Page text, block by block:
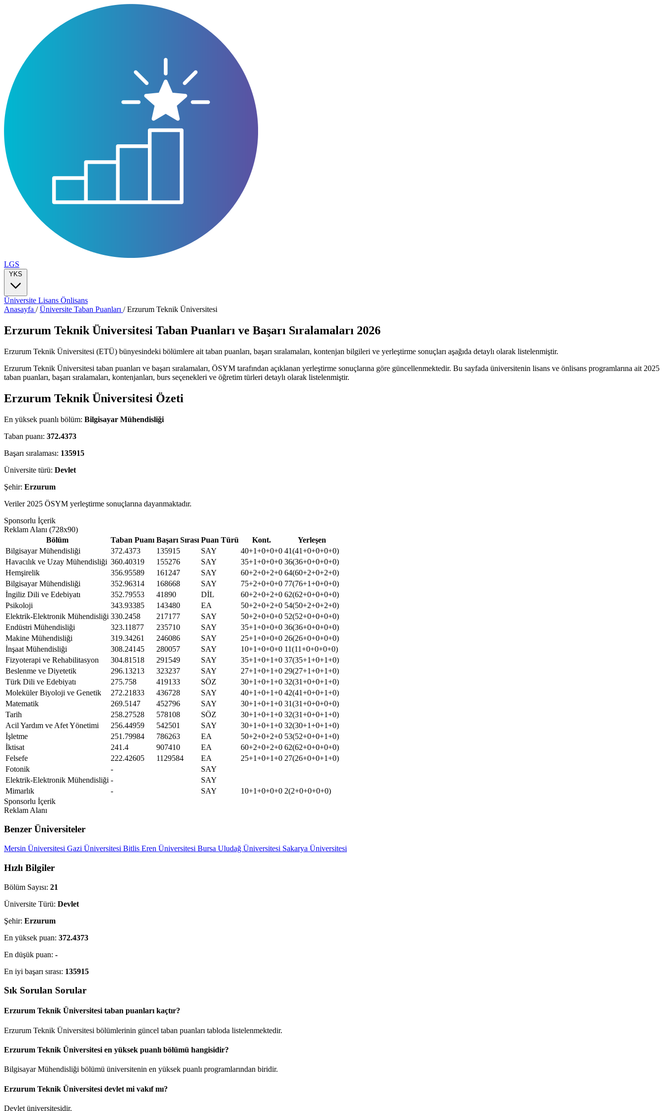
LGS
YKS
Üniversite Lisans Önlisans
Anasayfa /Üniversite Taban Puanları /Erzurum Teknik Üniversitesi
Erzurum Teknik Üniversitesi Taban Puanları ve Başarı Sıralamaları 2026
Erzurum Teknik Üniversitesi (ETÜ) bünyesindeki bölümlere ait taban puanları, başarı sıralamaları, kontenjan bilgileri ve yerleştirme sonuçları aşağıda detaylı olarak listelenmiştir.
Erzurum Teknik Üniversitesi taban puanları ve başarı sıralamaları, ÖSYM tarafından açıklanan yerleştirme sonuçlarına göre güncellenmektedir. Bu sayfada üniversitenin lisans ve önlisans programlarına ait 2025
taban puanları, başarı sıralamaları, kontenjanları, burs seçenekleri ve öğretim türleri detaylı olarak listelenmiştir.
Erzurum Teknik Üniversitesi Özeti
En yüksek puanlı bölüm: Bilgisayar Mühendisliği
Taban puanı: 372.4373
Başarı sıralaması: 135915
Üniversite türü: Devlet
Şehir: Erzurum
Veriler 2025 ÖSYM yerleştirme sonuçlarına dayanmaktadır.
Sponsorlu İçerik
Reklam Alanı (728x90)
Bölüm
Taban Puanı Başarı Sırası Puan Türü Kont.
Yerleşen
Bilgisayar Mühendisliği
372.4373 135915 SAY 40+1+0+0+0 41(41+0+0+0+0)
Havacılık ve Uzay Mühendisliği 360.40319 155276 SAY 35+1+0+0+0 36(36+0+0+0+0)
Hemşirelik
356.95589 161247 SAY 60+2+0+2+0 64(60+2+0+2+0)
Bilgisayar Mühendisliği
352.96314 168668 SAY 75+2+0+0+0 77(76+1+0+0+0)
İngiliz Dili ve Edebiyatı
352.79553 41890 DİL 60+2+0+2+0 62(62+0+0+0+0)
Psikoloji
343.93385 143480 EA 50+2+0+2+0 54(50+2+0+2+0)
Elektrik-Elektronik Mühendisliği 330.2458 217177 SAY 50+2+0+0+0 52(52+0+0+0+0)
Endüstri Mühendisliği
323.11877 235710 SAY 35+1+0+0+0 36(36+0+0+0+0)
Makine Mühendisliği
319.34261 246086 SAY 25+1+0+0+0 26(26+0+0+0+0)
İnşaat Mühendisliği
308.24145 280057 SAY 10+1+0+0+0 11(11+0+0+0+0)
Fizyoterapi ve Rehabilitasyon
304.81518 291549 SAY 35+1+0+1+0 37(35+1+0+1+0)
Beslenme ve Diyetetik
296.13213 323237 SAY 27+1+0+1+0 29(27+1+0+1+0)
Türk Dili ve Edebiyatı
275.758 419133 SÖZ 30+1+0+1+0 32(31+0+0+1+0)
Moleküler Biyoloji ve Genetik
272.21833 436728 SAY 40+1+0+1+0 42(41+0+0+1+0)
Matematik
269.5147 452796 SAY 30+1+0+1+0 31(31+0+0+0+0)
Tarih
258.27528 578108 SÖZ 30+1+0+1+0 32(31+0+0+1+0)
Acil Yardım ve Afet Yönetimi
256.44959 542501 SAY 30+1+0+1+0 32(30+1+0+1+0)
İşletme
251.79984 786263 EA 50+2+0+2+0 53(52+0+0+1+0)
İktisat
241.4 907410 EA 60+2+0+2+0 62(62+0+0+0+0)
Felsefe
222.42605 1129584 EA 25+1+0+1+0 27(26+0+0+1+0)
Fotonik
-
SAY
Elektrik-Elektronik Mühendisliği -
SAY
Mimarlık
- SAY 10+1+0+0+0 2(2+0+0+0+0)
Sponsorlu İçerik
Reklam Alanı
Benzer Üniversiteler
Mersin Üniversitesi Gazi Üniversitesi Bitlis Eren Üniversitesi Bursa Uludağ Üniversitesi Sakarya Üniversitesi
Hızlı Bilgiler
Bölüm Sayısı: 21
Üniversite Türü: Devlet
Şehir: Erzurum
En yüksek puan: 372.4373
En düşük puan: -
En iyi başarı sırası: 135915
Sık Sorulan Sorular
Erzurum Teknik Üniversitesi taban puanları kaçtır?
Erzurum Teknik Üniversitesi bölümlerinin güncel taban puanları tabloda listelenmektedir.
Erzurum Teknik Üniversitesi en yüksek puanlı bölümü hangisidir?
Bilgisayar Mühendisliği bölümü üniversitenin en yüksek puanlı programlarından biridir.
Erzurum Teknik Üniversitesi devlet mi vakıf mı?
Devlet üniversitesidir.